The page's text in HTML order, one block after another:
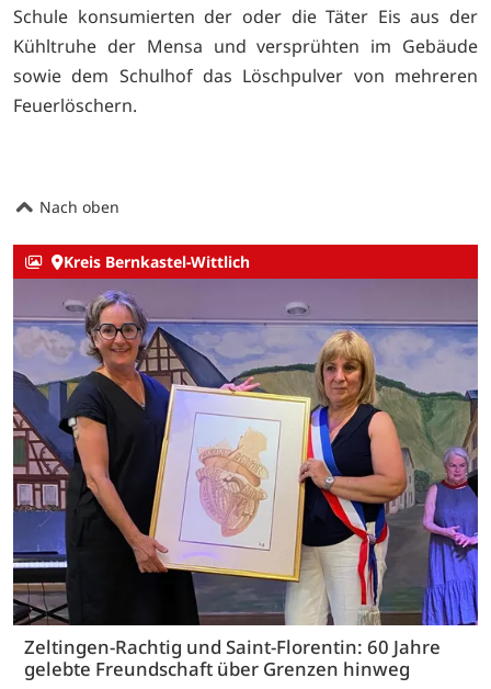
Schule konsumierten der oder die Täter Eis aus der
Kühltruhe der Mensa und versprühten im Gebäude
sowie dem Schulhof das Löschpulver von mehreren
Feuerlöschern.
Nach oben
Kreis Bernkastel-Wittlich
Zeltingen-Rachtig und Saint-Florentin: 60 Jahre
gelebte Freundschaft über Grenzen hinweg